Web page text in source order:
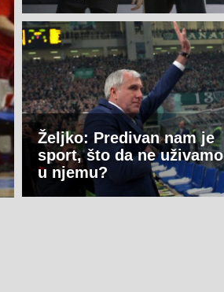
Željko: Predivan nam je
sport, što da ne uživamo
u njemu?